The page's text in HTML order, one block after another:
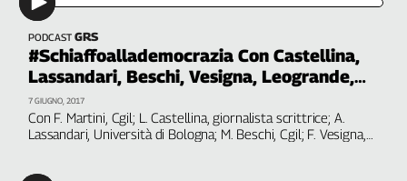
Categorie
Filcams
Filctem
Fillea
Filt
Fisac
PODCAST GRS
#Schiaffoallademocrazia Con Castellina,
Lassandari, Beschi, Vesigna, Leogrande,
Dettori, Azzariti
Con F. Martini, Cgil; L. Castellina, giornalista scrittrice; A.
Lassandari, Università di Bologna; M. Beschi, Cgil; F. Vesigna,
7 GIUGNO, 2017